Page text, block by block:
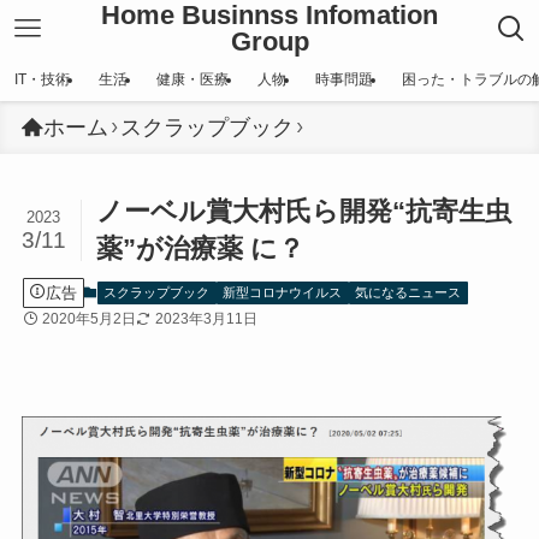
Home Businnss Infomation
Group
IT・技術 生活 健康・医療 人物 時事問題 困った・トラブルの
ホーム スクラップブック
ノーベル賞大村氏ら開発“抗寄生虫
薬”が治療薬 に？
2023
3/11
広告 スクラップブック 新型コロナウイルス 気になるニュース
2020年5月2日 2023年3月11日